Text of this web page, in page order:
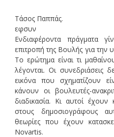
Τάσος Παππάς.
εφσυν
Ενδιαφέροντα πράγματα
επιτροπή της Βουλής για
Το ερώτημα είναι τι
λέγονται. Οι συνεδριάσεις
εικόνα που σχηματίζουν
κάνουν οι βουλευτές-
διαδικασία. Κι αυτοί
στους δημοσιογράφους
θεωρίες που έχουν
Novartis.